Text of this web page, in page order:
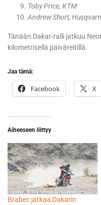
Toby Price, KTM
Andrew Short,
Tänään Dakar-ralli jatkuu
kilometrisellä päiväreitillä.
Jaa tämä:
Facebook X
Aiheeseen liittyy
Brabec jatkaa Dakarin